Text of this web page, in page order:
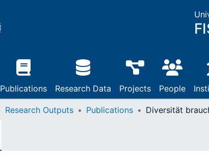
Publications Research Data Projects People
Research Outputs Publications